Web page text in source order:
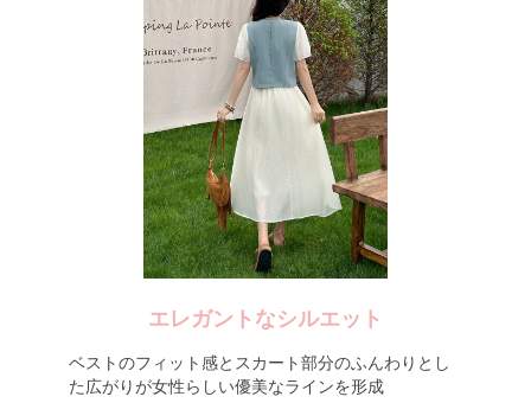
エレガントなシルエット
ベストのフィット感とスカート部分のふんわりとし
た広がりが女性らしい優美なラインを形成